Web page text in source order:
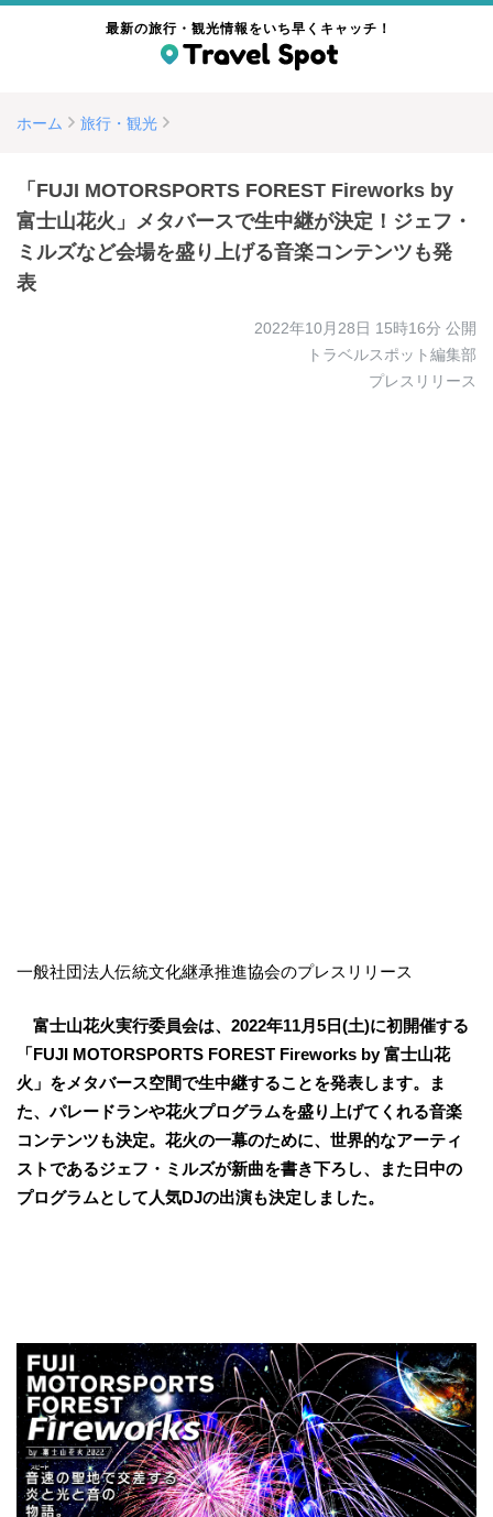
最新の旅行・観光情報をいち早くキャッチ！
ホーム 旅行・観光
「FUJI MOTORSPORTS FOREST Fireworks by
富士山花火」メタバースで生中継が決定！ジェフ・
ミルズなど会場を盛り上げる音楽コンテンツも発
表
2022年10月28日 15時16分 公開
トラベルスポット編集部
プレスリリース
一般社団法人伝統文化継承推進協会のプレスリリース
富士山花火実行委員会は、2022年11月5日(土)に初開催する
「FUJI MOTORSPORTS FOREST Fireworks by 富士山花
火」をメタバース空間で生中継することを発表します。ま
た、パレードランや花火プログラムを盛り上げてくれる音楽
コンテンツも決定。花火の一幕のために、世界的なアーティ
ストであるジェフ・ミルズが新曲を書き下ろし、また日中の
プログラムとして人気DJの出演も決定しました。